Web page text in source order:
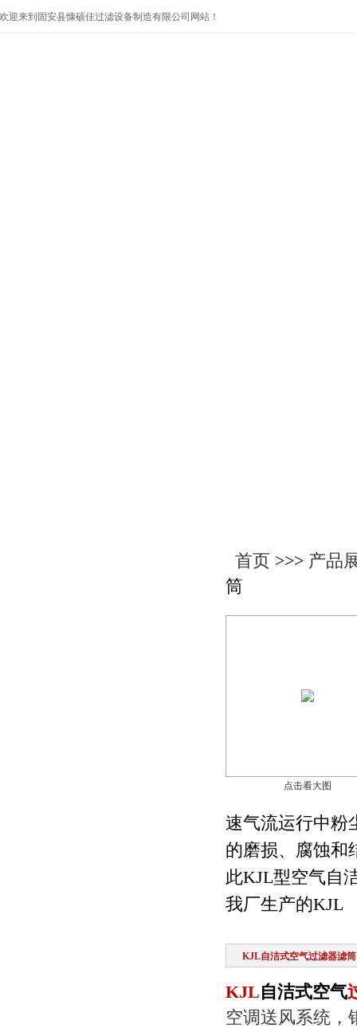
欢迎来到固安县慷硕佳过滤设备制造有限公司网站！
首页 >>> 产品
筒
点击看大图
速气流运行中粉
的磨损、腐蚀和
此KJL型空气自
我厂生产的KJL
KJL自洁式空气过滤器滤筒
KJL自洁式空气
空调送风系统，